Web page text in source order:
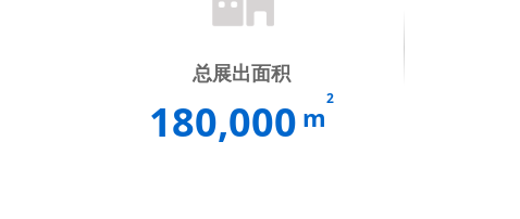
总展出面积
180,000 m
2